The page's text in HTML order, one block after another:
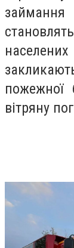
пожежної
вітряну